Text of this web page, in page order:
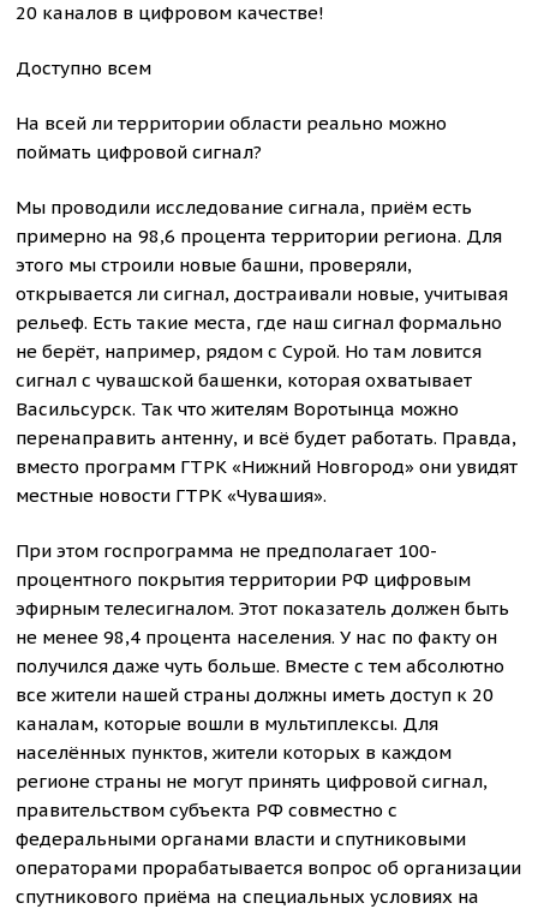
20 каналов в цифровом качестве!
Доступно всем
На всей ли территории области реально можно
поймать цифровой сигнал?
Мы проводили исследование сигнала, приём есть
примерно на 98,6 процента территории региона. Для
этого мы строили новые башни, проверяли,
открывается ли сигнал, достраивали новые, учитывая
рельеф. Есть такие места, где наш сигнал формально
не берёт, например, рядом с Сурой. Но там ловится
сигнал с чувашской башенки, которая охватывает
Васильсурск. Так что жителям Воротынца можно
перенаправить антенну, и всё будет работать. Правда,
вместо программ ГТРК «Нижний Новгород» они увидят
местные новости ГТРК «Чувашия».
При этом госпрограмма не предполагает 100-
процентного покрытия территории РФ цифровым
эфирным телесигналом. Этот показатель должен быть
не менее 98,4 процента населения. У нас по факту он
получился даже чуть больше. Вместе с тем абсолютно
все жители нашей страны должны иметь доступ к 20
каналам, которые вошли в мультиплексы. Для
населённых пунктов, жители которых в каждом
регионе страны не могут принять цифровой сигнал,
правительством субъекта РФ совместно с
федеральными органами власти и спутниковыми
операторами прорабатывается вопрос об организации
спутникового приёма на специальных условиях на